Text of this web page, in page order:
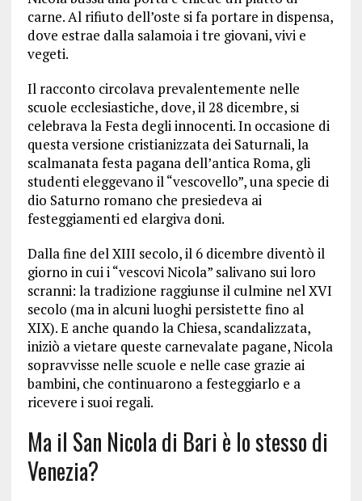
carne. Al rifiuto dell’oste si fa portare in dispensa,
dove estrae dalla salamoia i tre giovani, vivi e
vegeti.
Il racconto circolava prevalentemente nelle
scuole ecclesiastiche, dove, il 28 dicembre, si
celebrava la Festa degli innocenti. In occasione di
questa versione cristianizzata dei Saturnali, la
scalmanata festa pagana dell’antica Roma, gli
studenti eleggevano il “vescovello”, una specie di
dio Saturno romano che presiedeva ai
festeggiamenti ed elargiva doni.
Dalla fine del XIII secolo, il 6 dicembre diventò il
giorno in cui i “vescovi Nicola” salivano sui loro
scranni: la tradizione raggiunse il culmine nel XVI
secolo (ma in alcuni luoghi persistette fino al
XIX). E anche quando la Chiesa, scandalizzata,
iniziò a vietare queste carnevalate pagane, Nicola
sopravvisse nelle scuole e nelle case grazie ai
bambini, che continuarono a festeggiarlo e a
ricevere i suoi regali.
Ma il San Nicola di Bari è lo stesso di
Venezia?